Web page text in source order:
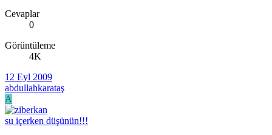
Cevaplar
0
Görüntüleme
4K
12 Eyl 2009
abdullahkarataş
A
su içerken düşünün!!!